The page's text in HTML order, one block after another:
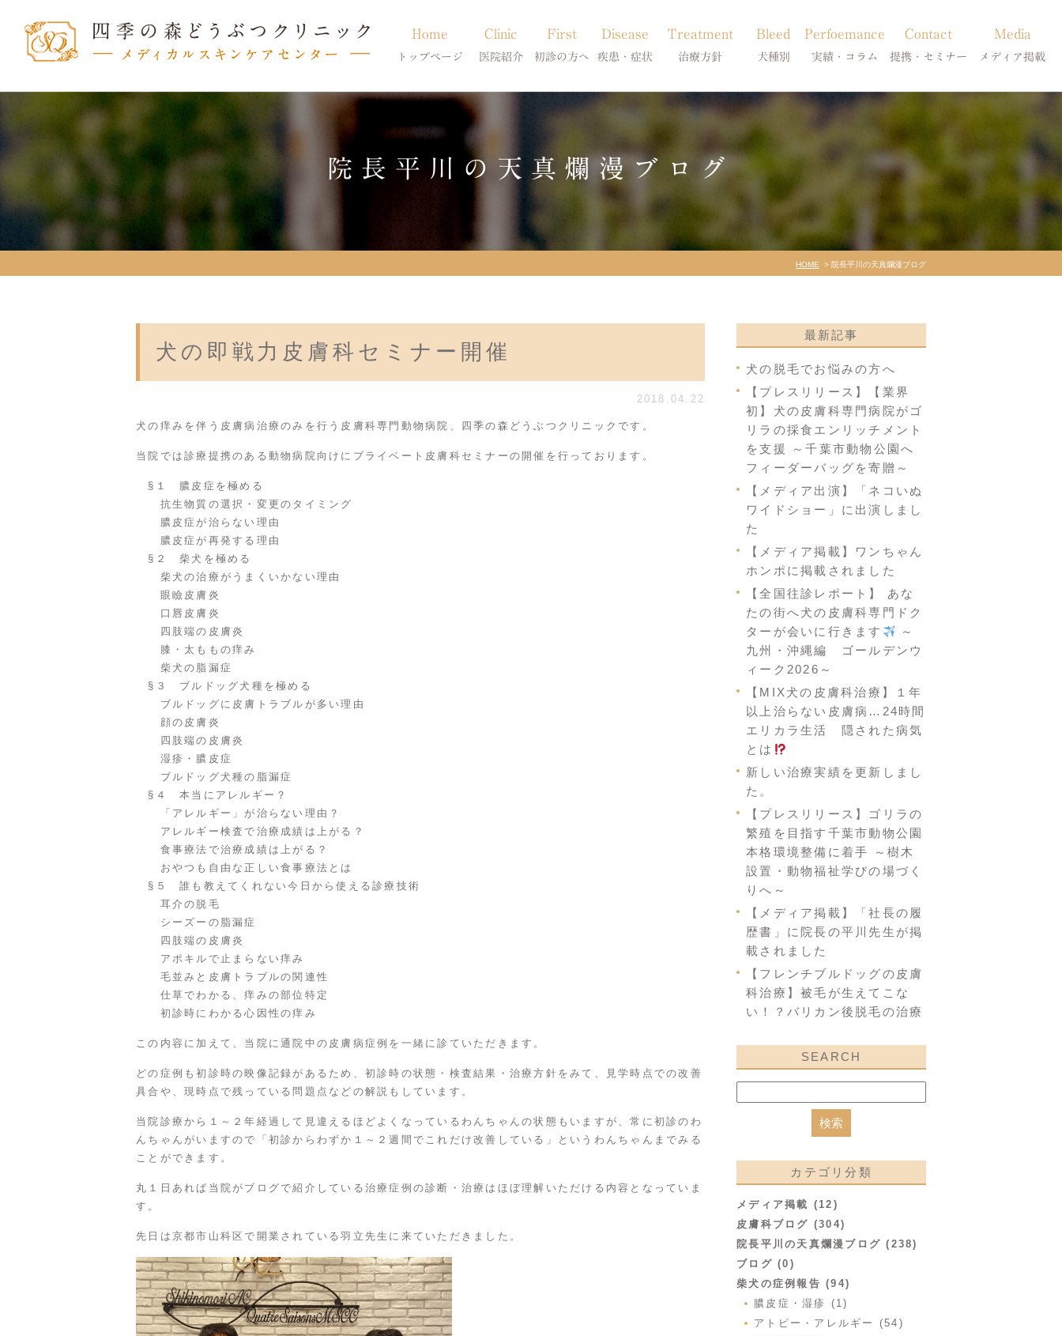
Home
トップページ
Clinic
医院紹介
当院のご紹介
獣医師紹介
First
初診の方へ
初診の方へ
Disease
疾患・症状
アトピー・アレルギー
膿皮症・脂漏症
脱毛症・アロペシアX
アポキルが効かない皮膚病
Treatment
治療方針
体質改善・食事療法
Bleed
犬種別
柴犬の皮膚病
シーズーの皮膚病
フレンチブルドッグの皮膚病
トイプードルの皮膚病
Perfoemance
実績・コラム
症状別
コラム「皮膚科のいろは」
Contact
提携・セミナー
診療提携・セミナー開催
Media
メディア掲載
院長平川の天真爛漫ブログ
HOME 院長平川の天真爛漫ブログ
犬の即戦力皮膚科セミナー開催
2018.04.22
犬の痒みを伴う皮膚病治療のみを行う皮膚科専門動物病院、四季の森どうぶつクリニックです。
当院では診療提携のある動物病院向けにプライベート皮膚科セミナーの開催を行っております。
§１ 膿皮症を極める
抗生物質の選択・変更のタイミング
膿皮症が治らない理由
膿皮症が再発する理由
§２ 柴犬を極める
柴犬の治療がうまくいかない理由
眼瞼皮膚炎
口唇皮膚炎
四肢端の皮膚炎
膝・太ももの痒み
柴犬の脂漏症
§３ ブルドッグ犬種を極める
ブルドッグに皮膚トラブルが多い理由
顔の皮膚炎
四肢端の皮膚炎
湿疹・膿皮症
ブルドッグ犬種の脂漏症
§４ 本当にアレルギー？
「アレルギー」が治らない理由？
アレルギー検査で治療成績は上がる？
食事療法で治療成績は上がる？
おやつも自由な正しい食事療法とは
§５ 誰も教えてくれない今日から使える診療技術
耳介の脱毛
シーズーの脂漏症
四肢端の皮膚炎
アポキルで止まらない痒み
毛並みと皮膚トラブルの関連性
仕草でわかる、痒みの部位特定
初診時にわかる心因性の痒み
この内容に加えて、当院に通院中の皮膚病症例を一緒に診ていただきます。
どの症例も初診時の映像記録があるため、初診時の状態・検査結果・治療方針をみて、見学時点での改善
具合や、現時点で残っている問題点などの解説もしています。
当院診療から１～２年経過して見違えるほどよくなっているわんちゃんの状態もいますが、常に初診のわ
んちゃんがいますので「初診からわずか１～２週間でこれだけ改善している」というわんちゃんまでみる
ことができます。
丸１日あれば当院がブログで紹介している治療症例の診断・治療はほぼ理解いただける内容となっていま
す。
先日は京都市山科区で開業されている羽立先生に来ていただきました。
最新記事
犬の脱毛でお悩みの方へ
【プレスリリース】【業界
初】犬の皮膚科専門病院がゴ
リラの採食エンリッチメント
を支援 ～千葉市動物公園へ
フィーダーバッグを寄贈～
【メディア出演】「ネコいぬ
ワイドショー」に出演しまし
た
【メディア掲載】ワンちゃん
ホンポに掲載されました
【全国往診レポート】 あな
たの街へ犬の皮膚科専門ドク
ターが会いに行きます
～
九州・沖縄編 ゴールデンウ
ィーク2026～
【MIX犬の皮膚科治療】１年
以上治らない皮膚病…24時間
エリカラ生活 隠された病気
とは
新しい治療実績を更新しまし
た。
【プレスリリース】ゴリラの
繁殖を目指す千葉市動物公園
本格環境整備に着手 ～樹木
設置・動物福祉学びの場づく
りへ～
【メディア掲載】「社長の履
歴書」に院長の平川先生が掲
載されました
【フレンチブルドッグの皮膚
科治療】被毛が生えてこな
い！？バリカン後脱毛の治療
SEARCH
カテゴリ分類
メディア掲載 (12)
皮膚科ブログ (304)
院長平川の天真爛漫ブログ (238)
ブログ (0)
柴犬の症例報告 (94)
膿皮症・湿疹 (1)
アトピー・アレルギー (54)